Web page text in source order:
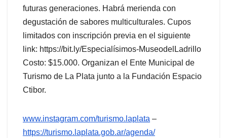
futuras generaciones. Habrá merienda con
degustación de sabores multiculturales. Cupos
limitados con inscripción previa en el siguiente
link: https://bit.ly/Especialísimos-MuseodelLadrillo
Costo: $15.000. Organizan el Ente Municipal de
Turismo de La Plata junto a la Fundación Espacio
Ctibor.
www.instagram.com/turismo.laplata –
https://turismo.laplata.gob.ar/agenda/